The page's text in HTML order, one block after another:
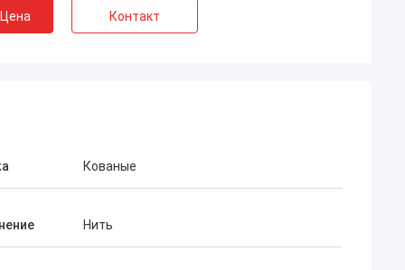
Контакт
Кованые
Нить